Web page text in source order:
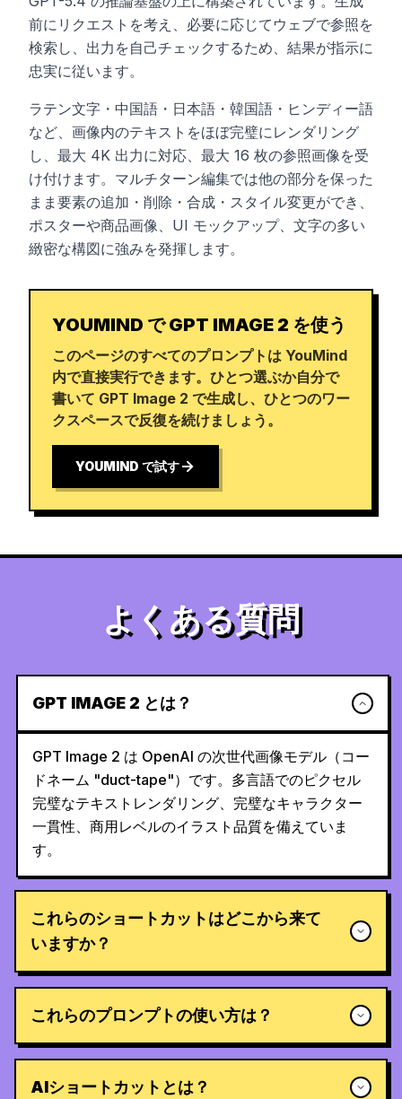
前にリクエストを考え、必要に応じてウェブで参照を
検索し、出力を自己チェックするため、結果が指示に
忠実に従います。
ラテン文字・中国語・日本語・韓国語・ヒンディー語
など、画像内のテキストをほぼ完璧にレンダリング
し、最大 4K 出力に対応、最大 16 枚の参照画像を受
け付けます。マルチターン編集では他の部分を保った
まま要素の追加・削除・合成・スタイル変更ができ、
ポスターや商品画像、UI モックアップ、文字の多い
緻密な構図に強みを発揮します。
YOUMIND で GPT IMAGE 2 を使う
このページのすべてのプロンプトは YouMind
内で直接実行できます。ひとつ選ぶか自分で
書いて GPT Image 2 で生成し、ひとつのワー
クスペースで反復を続けましょう。
YOUMIND で試す
よくある質問
GPT IMAGE 2 とは？
GPT Image 2 は OpenAI の次世代画像モデル（コー
ドネーム "duct-tape"）です。多言語でのピクセル
完璧なテキストレンダリング、完璧なキャラクター
一貫性、商用レベルのイラスト品質を備えていま
す。
これらのショートカットはどこから来て
いますか？
これらのプロンプトの使い方は？
AIショートカットとは？